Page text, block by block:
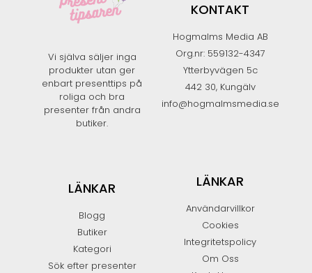
Vi själva säljer inga
produkter utan ger
enbart presenttips på
roliga och bra
presenter från andra
butiker.​
KONTAKT
Hogmalms Media AB
Org.nr: 559132-4347
Ytterbyvägen 5c
442 30, Kungälv
info@hogmalmsmedia.se
LÄNKAR
Blogg
Butiker
Kategori
Sök efter presenter
LÄNKAR
Användarvillkor
Cookies
Integritetspolicy
Om Oss